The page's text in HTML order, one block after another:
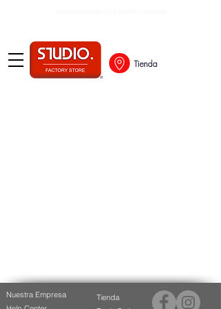
Tienda
Nuestra Empresa
Tienda